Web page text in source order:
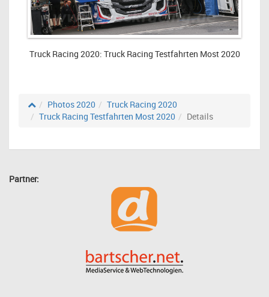
Truck Racing 2020: Truck Racing Testfahrten Most 2020
Photos 2020
Truck Racing 2020
Truck Racing Testfahrten Most 2020
Details
Partner: